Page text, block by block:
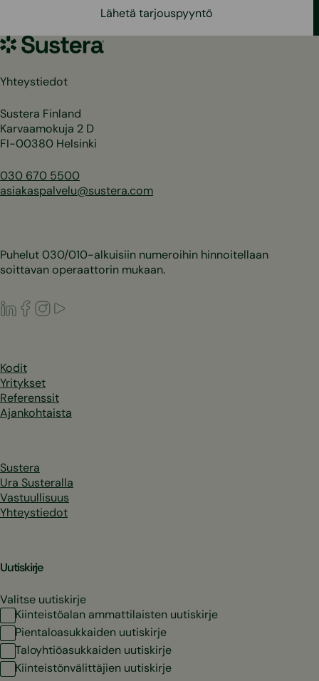
Lähetä tarjouspyyntö
Sustera
Yhteystiedot
Sustera Finland
Karvaamokuja 2 D
FI-00380 Helsinki
030 670 5500
asiakaspalvelu@sustera.com
Puhelut 030/010-alkuisiin numeroihin hinnoitellaan
soittavan operaattorin mukaan.
LinkedIn
Facebook
Instagram
Kodit
Yritykset
Referenssit
Ajankohtaista
Sustera
Ura Susteralla
Vastuullisuus
Yhteystiedot
Uutiskirje
Valitse uutiskirje
Kiinteistöalan ammattilaisten uutiskirje
Pientaloasukkaiden uutiskirje
Taloyhtiöasukkaiden uutiskirje
Kiinteistönvälittäjien uutiskirje